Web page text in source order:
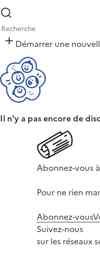
Démarrer une
Il n'y a pas encore de
Abonnez-vous
Pour ne rien
Abonnez-vous
Suivez-nous
sur les réseaux